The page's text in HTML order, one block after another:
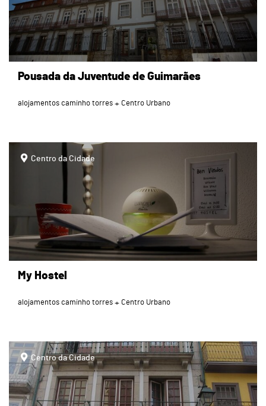
Pousada da Juventude de Guimarães
alojamentos caminho torres Centro Urbano
Centro da Cidade
My Hostel
alojamentos caminho torres Centro Urbano
page
Centro da Cidade